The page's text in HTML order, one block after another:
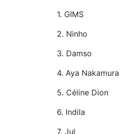
1. GIMS
2. Ninho
3. Damso
4. Aya Nakamura
5. Céline Dion
6. Indila
7. Jul